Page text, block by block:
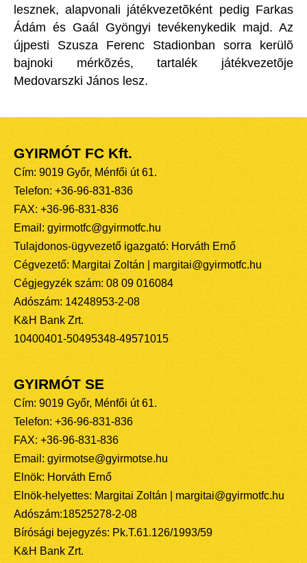
lesznek, alapvonali játékvezetõként pedig Farkas
Ádám és Gaál Gyöngyi tevékenykedik majd. Az
újpesti Szusza Ferenc Stadionban sorra kerülõ
bajnoki mérkõzés, tartalék játékvezetõje
Medovarszki János lesz.
GYIRMÓT FC Kft.
Cím: 9019 Győr, Ménfői út 61.
Telefon: +36-96-831-836
FAX: +36-96-831-836
Email: gyirmotfc@gyirmotfc.hu
Tulajdonos-ügyvezető igazgató: Horváth Ernő
Cégvezető: Margitai Zoltán | margitai@gyirmotfc.hu
Cégjegyzék szám: 08 09 016084
Adószám: 14248953-2-08
K&H Bank Zrt.
10400401-50495348-49571015
GYIRMÓT SE
Cím: 9019 Győr, Ménfői út 61.
Telefon: +36-96-831-836
FAX: +36-96-831-836
Email: gyirmotse@gyirmotse.hu
Elnök: Horváth Ernő
Elnök-helyettes: Margitai Zoltán | margitai@gyirmotfc.hu
Adószám:18525278-2-08
Bírósági bejegyzés: Pk.T.61.126/1993/59
K&H Bank Zrt.